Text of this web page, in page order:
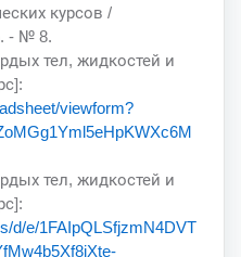
курсов /
- № 8.
тел, жидкостей и
viewform?
тел, жидкостей и
d/e/1FAIpQLSfjzmN4DVT